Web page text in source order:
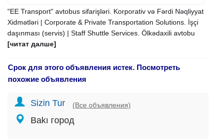
"EE Transport" avtobus sifarişləri. Korporativ və Fərdi Nəqliyyat
Xidmətləri | Corporate & Private Transportation Solutions. İşçi
daşınması (servis) | Staff Shuttle Services. Ölkədaxili avtobu
[читат далше]
Срок для этого объявления истек. Посмотреть
похожие объявления
Sizin Tur (Все объявления)
Bakı город